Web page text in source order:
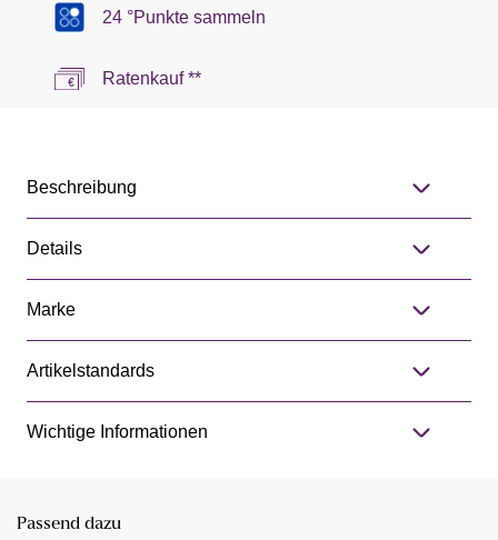
24 °Punkte sammeln
Ratenkauf **
Beschreibung
Details
Marke
Artikelstandards
Wichtige Informationen
Passend dazu